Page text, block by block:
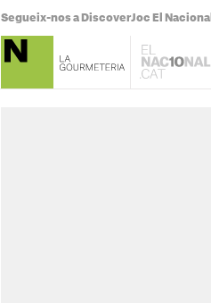
Segueix-nos a DiscoverJoc El Nacional